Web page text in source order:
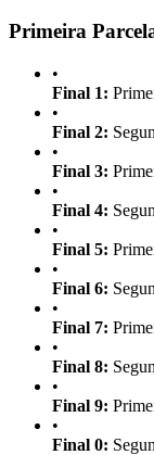
Primeira
•
Final 1:
•
Final 2:
•
Final 3:
•
Final 4:
•
Final 5:
•
Final 6:
•
Final 7:
•
Final 8:
•
Final 9:
•
Final 0: